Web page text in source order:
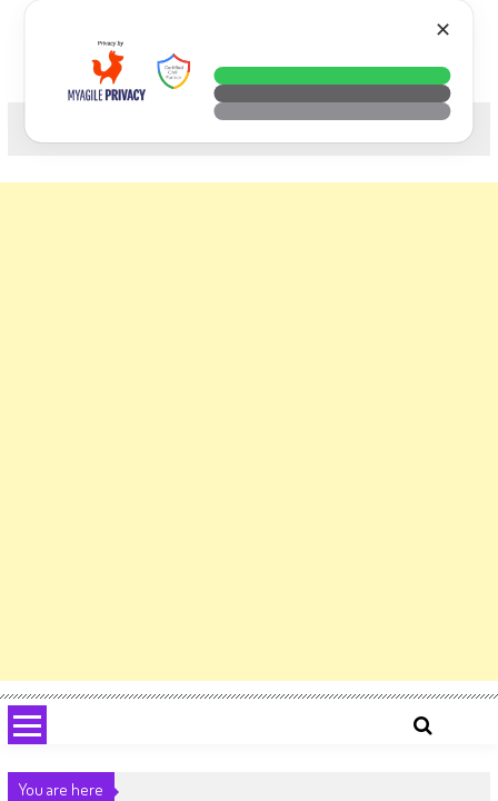
科技. 生活. 攝影.
You are here
✕